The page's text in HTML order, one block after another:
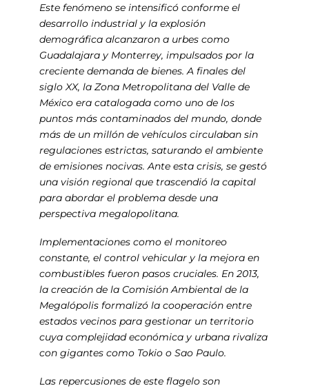
Este fenómeno se intensificó conforme el
desarrollo industrial y la explosión
demográfica alcanzaron a urbes como
Guadalajara y Monterrey, impulsados por la
creciente demanda de bienes. A finales del
siglo XX, la Zona Metropolitana del Valle de
México era catalogada como uno de los
puntos más contaminados del mundo, donde
más de un millón de vehículos circulaban sin
regulaciones estrictas, saturando el ambiente
de emisiones nocivas. Ante esta crisis, se gestó
una visión regional que trascendió la capital
para abordar el problema desde una
perspectiva megalopolitana.
Implementaciones como el monitoreo
constante, el control vehicular y la mejora en
combustibles fueron pasos cruciales. En 2013,
la creación de la Comisión Ambiental de la
Megalópolis formalizó la cooperación entre
estados vecinos para gestionar un territorio
cuya complejidad económica y urbana rivaliza
con gigantes como Tokio o Sao Paulo.
Las repercusiones de este flagelo son